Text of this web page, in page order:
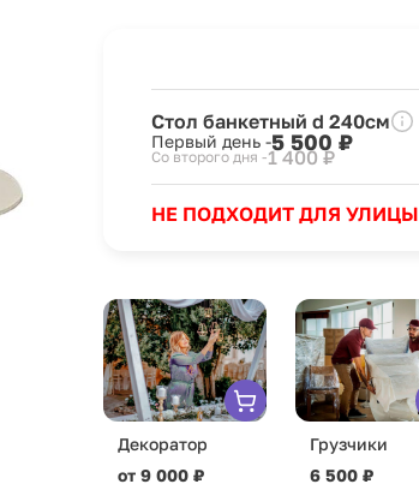
Стол банкетный d 240см
Первый день -5 500 ₽
Со второго дня -1 400 ₽
НЕ ПОДХОДИТ ДЛЯ УЛИЦЫ
Декоратор
от 9 000 ₽
Грузчики
6 500 ₽